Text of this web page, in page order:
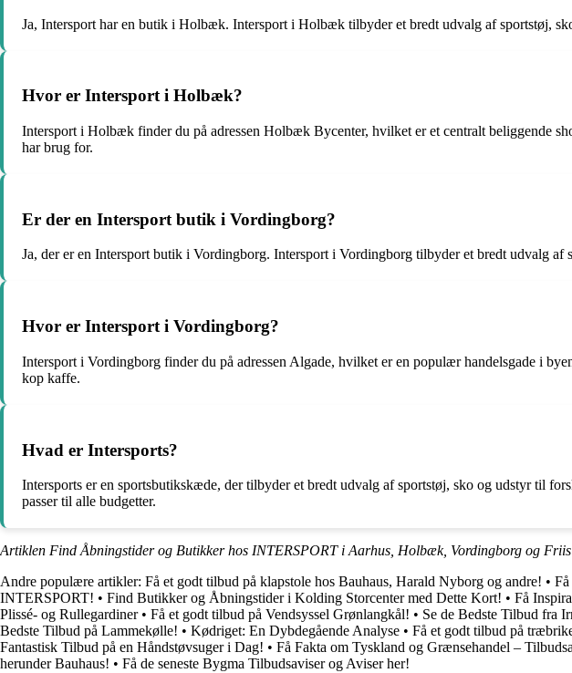
Ja, Intersport har en butik i Holbæk. Intersport i Holbæk tilbyder et bredt udvalg af sportstøj,
Hvor er Intersport i Holbæk?
Intersport i Holbæk finder du på adressen Holbæk Bycenter, hvilket er et centralt beliggende
har brug for.
Er der en Intersport butik i Vordingborg?
Ja, der er en Intersport butik i Vordingborg. Intersport i Vordingborg tilbyder et bredt udvalg af
Hvor er Intersport i Vordingborg?
Intersport i Vordingborg finder du på adressen Algade, hvilket er en populær handelsgade i
kop kaffe.
Hvad er Intersports?
Intersports er en sportsbutikskæde, der tilbyder et bredt udvalg af sportstøj, sko og udstyr til
passer til alle budgetter.
Artiklen Find Åbningstider og Butikker hos INTERSPORT i Aarhus, Holbæk, Vordingborg og
Andre populære artikler: Få et godt tilbud på klapstole hos Bauhaus, Harald Nyborg og andre! •
INTERSPORT! • Find Butikker og Åbningstider i Kolding Storcenter med Dette Kort! • Få
Plissé- og Rullegardiner• Få et godt tilbud på Vendsyssel Grønlangkål! • Se de Bedste Tilbud fra
Bedste Tilbud på Lammekølle! • Kødriget: En Dybdegående Analyse • Få et godt tilbud på
Fantastisk Tilbud på en Håndstøvsuger i Dag! • Få Fakta om Tyskland og Grænsehandel –
herunder Bauhaus! • Få de seneste Bygma Tilbudsaviser og Aviser her!